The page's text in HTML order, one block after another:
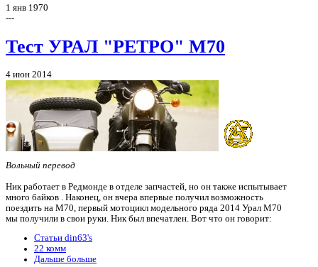
1 янв 1970
---
Тест УРАЛ "РЕТРО" М70
4 июн 2014
Вольный перевод
Ник работает в Редмонде в отделе запчастей, но он также испытывает
много байков . Наконец, он вчера впервые получил возможность
поездить на M70, первый мотоцикл модельного ряда 2014 Урал M70
мы получили в свои руки. Ник был впечатлен. Вот что он говорит:
Статьи din63's
22 комм
Дальше больше